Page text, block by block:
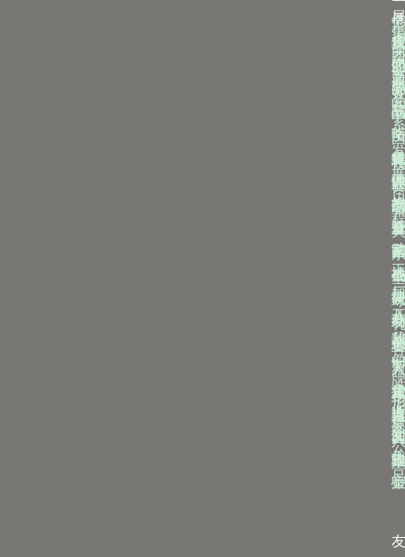
集
团
简
介
发
展
历
程
工
厂
开
放
企
业
文
化
集
团
要
闻
媒
体
报
道
公
司
动
态
党
建
园
地
优
质
奶
源
品
质
保
障
创
新
基
地
研
发
创
新
重
点
实
验
室
新
品
产
品
全
家
福
品
牌
形
象
展
我
们
的
战
略
我
们
的
行
动
成
就
与
荣
誉
报
告
与
政
策
全
球
业
务
中
国
乳
业
产
业
园
全
球
乳
业
人
才
培
训
中
心
消
费
者
关
系
投
资
者
关
系
加
入
我
们
招
标
公
告